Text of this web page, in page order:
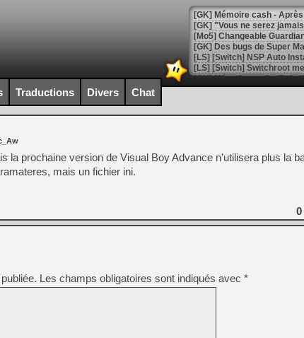
[GK] Mémoire cash -
[GK] "Vous ne serez
[Mo5] Changeable
[GK] Des bugs de Super
[LS] [Switch] NSP Auto
[GK] La saga horrifique
[GK] Le portage de Super
[Mo5] Le jeu de course
[GK] Guillermo del Toro
[LTF] Eté 2026 - Séquence
[GK] Mistfall Hunter : déjà
[GK] Wo Long 2 évolue
[GK] Crossfire : un TPS à
[LS] [PS5] Premiers
Traductions Divers Chat
la prochaine version de Visual Boy Advance n’utilisera plus la
mais un fichier ini.
0
Les champs obligatoires sont indiqués avec *